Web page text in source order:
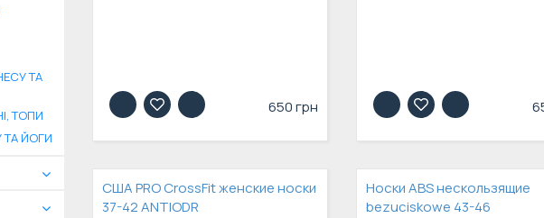
ТА
ТОПИ
ТА ЙОГИ
650 грн
США PRO CrossFit женские носки
37-42 ANTIODR
Носки ABS нескользящие
bezuciskowe 43-46